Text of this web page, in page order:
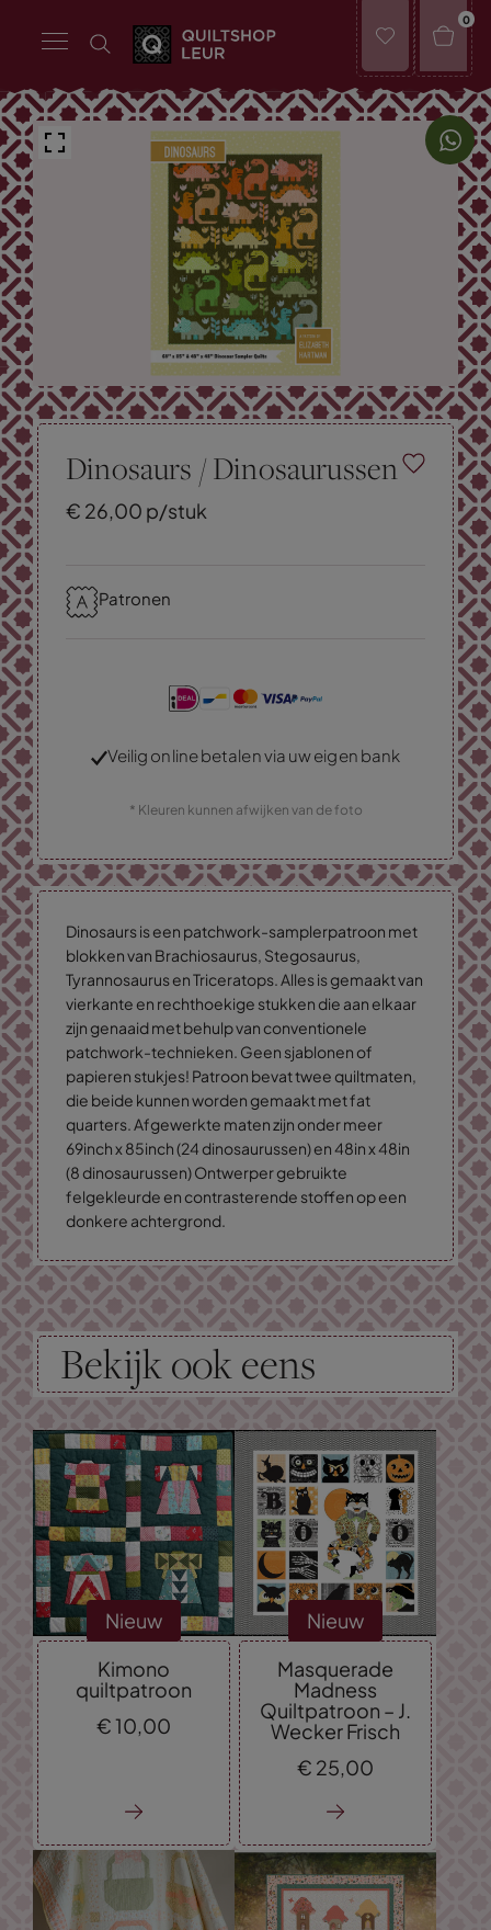
0
Dinosaurs / Dinosaurussen
€ 26,00 p/stuk
Patronen
Veilig online betalen via uw eigen bank
* Kleuren kunnen afwijken van de foto
Dinosaurs is een patchwork-samplerpatroon met
blokken van Brachiosaurus, Stegosaurus,
Tyrannosaurus en Triceratops. Alles is gemaakt van
vierkante en rechthoekige stukken die aan elkaar
zijn genaaid met behulp van conventionele
patchwork-technieken. Geen sjablonen of
papieren stukjes! Patroon bevat twee quiltmaten,
die beide kunnen worden gemaakt met fat
quarters. Afgewerkte maten zijn onder meer
69inch x 85inch (24 dinosaurussen) en 48in x 48in
(8 dinosaurussen) Ontwerper gebruikte
felgekleurde en contrasterende stoffen op een
donkere achtergrond.
Bekijk ook eens
Nieuw
Kimono
quiltpatroon
€10,00
Nieuw
Masquerade
Madness
Quiltpatroon – J.
Wecker Frisch
€ 25,00